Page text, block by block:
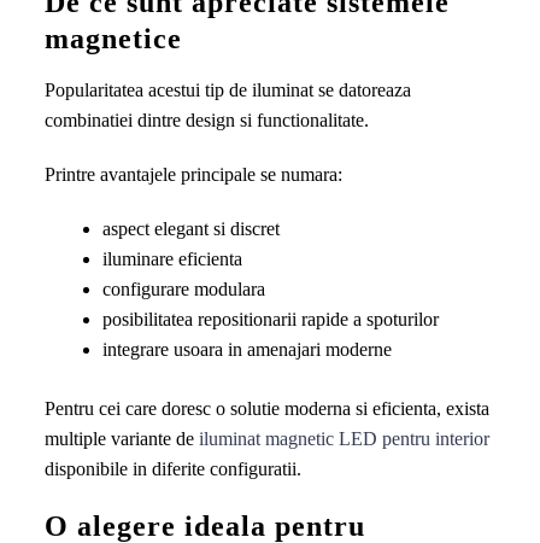
functionale
magnetice
Popularitatea acestui tip de iluminat se datoreaza
combinatiei dintre design si functionalitate.
Printre avantajele principale se numara:
aspect elegant si discret
iluminare eficienta
configurare modulara
posibilitatea repositionarii rapide a spoturilor
integrare usoara in amenajari moderne
Pentru cei care doresc o solutie moderna si eficienta, exista
multiple variante deiluminat magnetic LED pentru interior
disponibile in diferite configuratii.
O alegere ideala pentru